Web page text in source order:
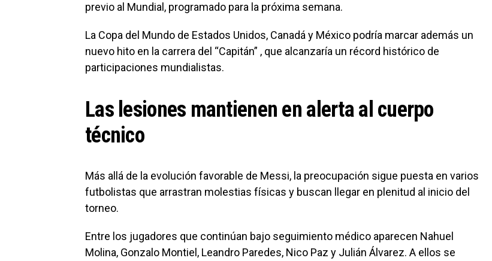
previo al Mundial, programado para la próxima semana.
La Copa del Mundo de Estados Unidos, Canadá y México podría marcar además un
nuevo hito en la carrera del “Capitán” , que alcanzaría un récord histórico de
participaciones mundialistas.
Las lesiones mantienen en alerta al cuerpo
técnico
Más allá de la evolución favorable de Messi, la preocupación sigue puesta en varios
futbolistas que arrastran molestias físicas y buscan llegar en plenitud al inicio del
torneo.
Entre los jugadores que continúan bajo seguimiento médico aparecen Nahuel
Molina, Gonzalo Montiel, Leandro Paredes, Nico Paz y Julián Álvarez. A ellos se